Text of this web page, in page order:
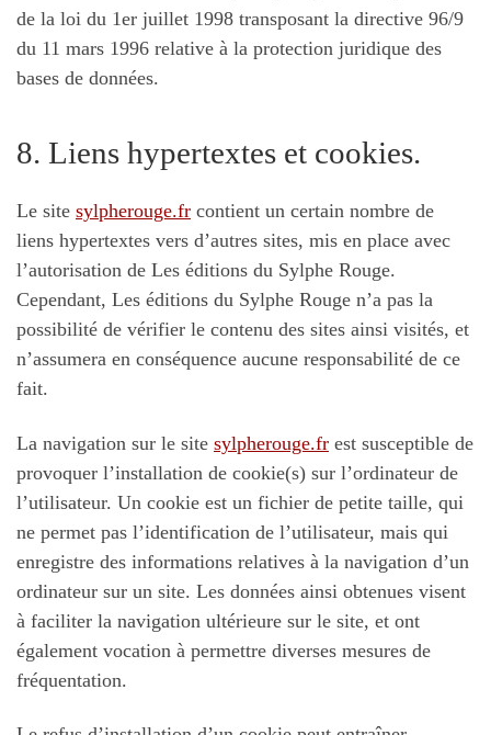
de la loi du 1er juillet 1998 transposant la directive 96/9
du 11 mars 1996 relative à la protection juridique des
bases de données.
8. Liens hypertextes et cookies.
Le site sylpherouge.fr contient un certain nombre de
liens hypertextes vers d’autres sites, mis en place avec
l’autorisation de Les éditions du Sylphe Rouge.
Cependant, Les éditions du Sylphe Rouge n’a pas la
possibilité de vérifier le contenu des sites ainsi visités, et
n’assumera en conséquence aucune responsabilité de ce
fait.
La navigation sur le site sylpherouge.fr est susceptible de
provoquer l’installation de cookie(s) sur l’ordinateur de
l’utilisateur. Un cookie est un fichier de petite taille, qui
ne permet pas l’identification de l’utilisateur, mais qui
enregistre des informations relatives à la navigation d’un
ordinateur sur un site. Les données ainsi obtenues visent
à faciliter la navigation ultérieure sur le site, et ont
également vocation à permettre diverses mesures de
fréquentation.